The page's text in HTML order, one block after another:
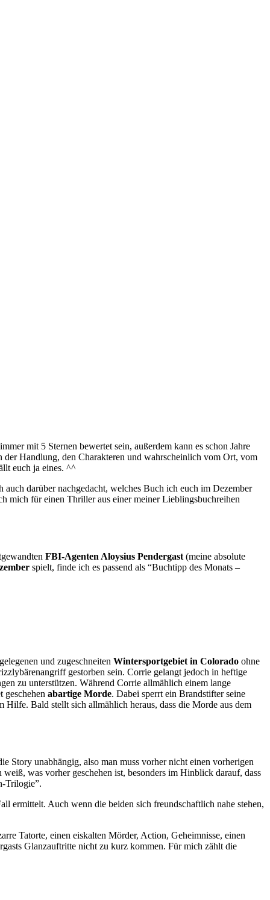
mit 5 Sternen bewertet sein, außerdem kann es schon Jahre
der Handlung, den Charakteren und wahrscheinlich vom Ort, vom
euch ja eines. ^^
darüber nachgedacht, welches Buch ich euch im Dezember
mich für einen Thriller aus einer meiner Lieblingsbuchreihen
FBI-Agenten Aloysius Pendergast (meine absolute
spielt, finde ich es passend als “Buchtipp des Monats –
und zugeschneiten Wintersportgebiet in Colorado ohne
gestorben sein. Corrie gelangt jedoch in heftige
zu unterstützen. Während Corrie allmählich einem lange
geschehen abartige Morde. Dabei sperrt ein Brandstifter seine
Bald stellt sich allmählich heraus, dass die Morde aus dem
Story unabhängig, also man muss vorher nicht einen vorherigen
was vorher geschehen ist, besonders im Hinblick darauf, dass
Trilogie”.
ermittelt. Auch wenn die beiden sich freundschaftlich nahe stehen,
Tatorte, einen eiskalten Mörder, Action, Geheimnisse, einen
Glanzauftritte nicht zu kurz kommen. Für mich zählt die